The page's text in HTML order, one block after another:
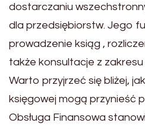
dostarczaniu
dla przedsiębiorstw. Jego
prowadzenie ksiąg ,
także konsultacje z zakresu
Warto przyjrzeć się bliżej,
księgowej mogą przynieść
Obsługa Finansowa